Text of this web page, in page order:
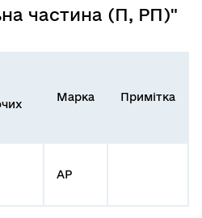
частина (П, РП)"
Марка Примітка
АР